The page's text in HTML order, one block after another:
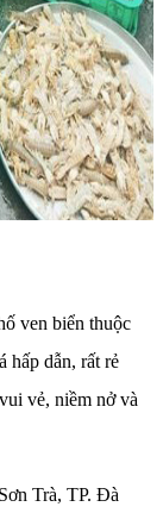
ven biển thuộc
hấp dẫn, rất rẻ
vẻ, niềm nở và
Trà, TP. Đà